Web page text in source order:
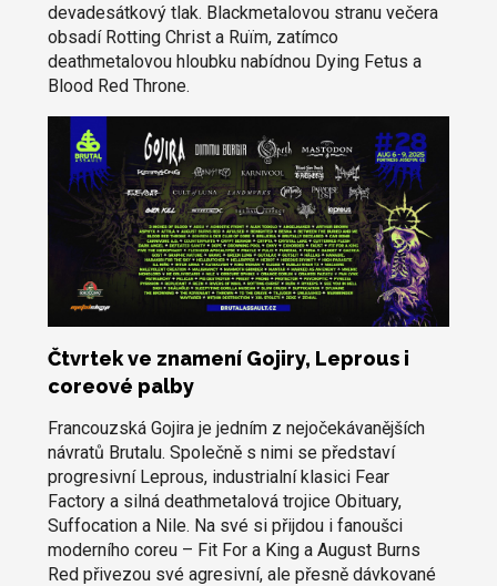
devadesátkový tlak. Blackmetalovou stranu večera
obsadí Rotting Christ a Ruïm, zatímco
deathmetalovou hloubku nabídnou Dying Fetus a
Blood Red Throne.
Čtvrtek ve znamení Gojiry, Leprous i
coreové palby
Francouzská Gojira je jedním z nejočekávanějších
návratů Brutalu. Společně s nimi se představí
progresivní Leprous, industrialní klasici Fear
Factory a silná deathmetalová trojice Obituary,
Suffocation a Nile. Na své si přijdou i fanoušci
moderního coreu – Fit For a King a August Burns
Red přivezou své agresivní, ale přesně dávkované